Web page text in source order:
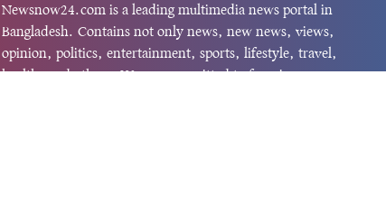
Newsnow24.com is a leading multimedia news portal in
Bangladesh. Contains not only news, new news, views,
opinion, politics, entertainment, sports, lifestyle, travel,
health, and others. We are committed to focusing on